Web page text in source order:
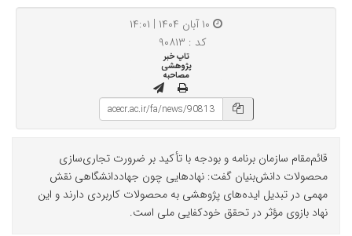
کد : ۹۰۸۱۳
تاپ خبر
پژوهشی
مصاحبه
قائم‌مقام سازمان برنامه و بودجه با تأکید بر ضرورت تجاری‌سازی
محصولات دانش‌بنیان گفت: نهادهایی چون جهاددانشگاهی نقش
مهمی در تبدیل ایده‌های پژوهشی به محصولات کاربردی دارند و این
نهاد بازوی مؤثر در تحقق خودکفایی ملی است.